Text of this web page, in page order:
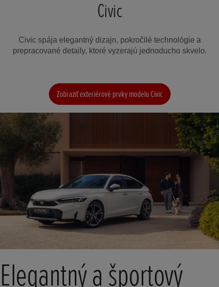
Civic
Civic spája elegantný dizajn, pokročilé technológie a
prepracované detaily, ktoré vyzerajú jednoducho skvelo.
Zobraziť exteriérové prvky modelu Civic
Elegantný a športový